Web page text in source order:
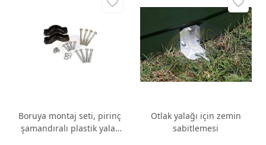
Boruya montaj seti, pirinç
şamandıralı plastik yalak
Otlak yalağı için zemin
sabitlemesi